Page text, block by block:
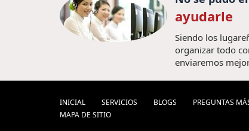
ayudarle
Siendo los
organizar todo
enviaremos
INICIAL SERVICIOS BLOGS PREGUNTAS
MAPA DE SITIO